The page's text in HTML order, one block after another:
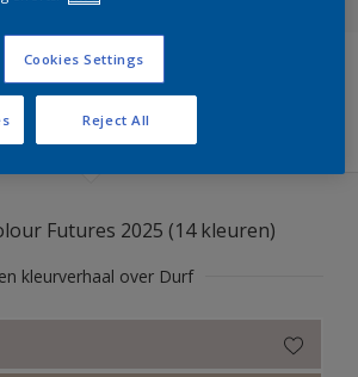
Kleuren
Exterior
Kleuren
Filters
Futures 2025 (14 kleuren)
kleurverhaal over Durf
Cookies Settings
Reject All